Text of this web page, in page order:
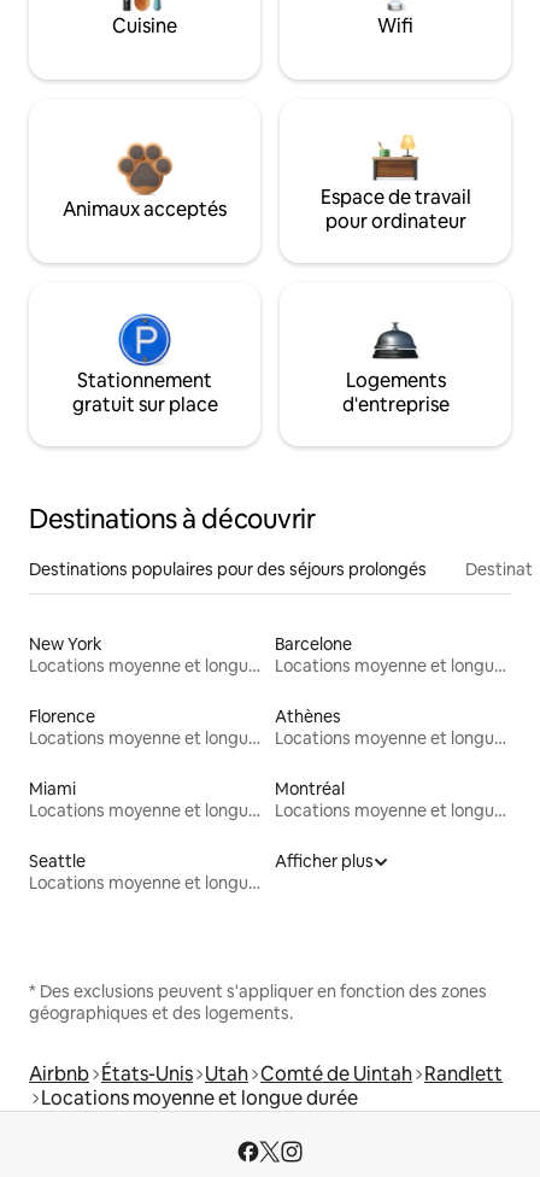
Cuisine Wifi
Animaux acceptés
Espace de travail
pour ordinateur
Stationnement
gratuit sur place
Logements
d'entreprise
Destinations à découvrir
Destinations populaires pour des séjours prolongés
New York
Locations moyenne et longue durée
Barcelone
Locations moyenne et longue durée
Florence
Locations moyenne et longue durée
Athènes
Locations moyenne et longue durée
Miami
Locations moyenne et longue durée
Montréal
Locations moyenne et longue durée
Seattle
Locations moyenne et longue durée
Afficher plus
* Des exclusions peuvent s'appliquer en fonction des zones
géographiques et des logements.
Airbnb États-Unis Utah Comté de Uintah Randlett
Locations moyenne et longue durée